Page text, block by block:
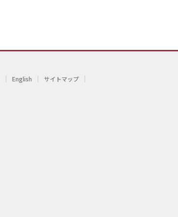
English サイトマップ